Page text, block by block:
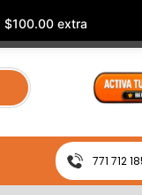
$100.00 extra
771 712